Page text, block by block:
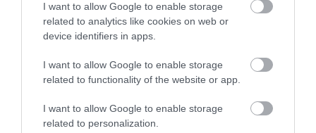
I want to allow Google to enable storage
related to analytics like cookies on web or
device identifiers in apps.
I want to allow Google to enable storage
related to functionality of the website or app.
I want to allow Google to enable storage
related to personalization.
41,36 € 74,53 €